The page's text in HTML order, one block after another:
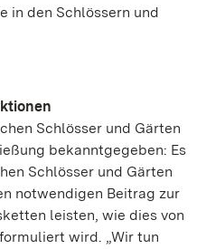
in den Schlössern und
Schlösser und Gärten
bekanntgegeben: Es
Schlösser und Gärten
notwendigen Beitrag zur
leisten, wie dies von
wird. „Wir tun